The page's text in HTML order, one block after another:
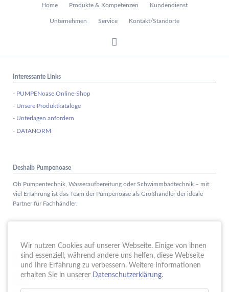
Home Produkte & Kompetenzen Kundendienst
Unternehmen Service Kontakt/Standorte
Interessante Links
- PUMPENoase Online-Shop
- Unsere Produktkataloge
- Unterlagen anfordern
- DATANORM
Deshalb Pumpenoase
Ob Pumpentechnik, Wasseraufbereitung oder Schwimmbadtechnik – mit
viel Erfahrung ist das Team der Pumpenoase als Großhändler der ideale
Partner für Fachhändler.
15. Schule trifft Wirtschaft bei der PUMPENoase!
18. Vortrag IT-Sicherheit
Wir nutzen Cookies auf unserer Webseite. Einige von ihnen
sind essenziell, während andere uns helfen, diese Webseite
und Ihre Erfahrung zu verbessern. Weitere Informationen
erhalten Sie in unserer Datenschutzerklärung.